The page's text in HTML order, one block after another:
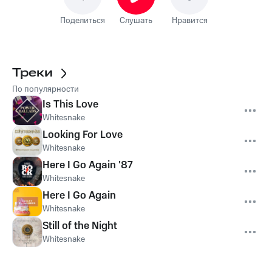
Поделиться Слушать Нравится
Треки
По популярности
Is This Love
Whitesnake
Looking For Love
Whitesnake
Here I Go Again '87
Whitesnake
Here I Go Again
Whitesnake
Still of the Night
Whitesnake